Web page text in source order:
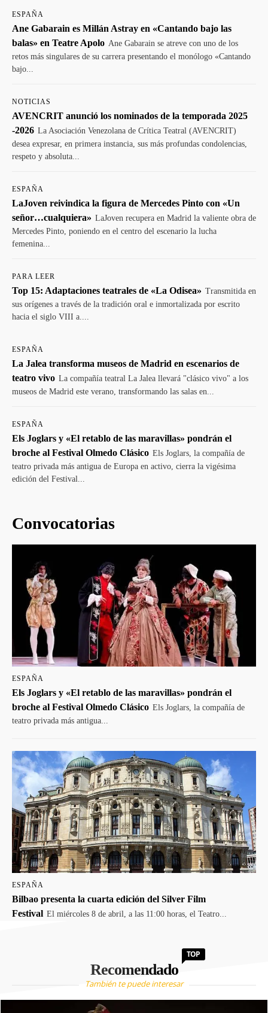
ESPAÑA
Ane Gabarain es Millán Astray en «Cantando bajo las
balas» en Teatre Apolo Ane Gabarain se atreve con uno de los
retos más singulares de su carrera presentando el monólogo «Cantando
bajo...
NOTICIAS
AVENCRIT anunció los nominados de la temporada 2025
-2026 La Asociación Venezolana de Crítica Teatral (AVENCRIT)
desea expresar, en primera instancia, sus más profundas condolencias,
respeto y absoluta...
ESPAÑA
LaJoven reivindica la figura de Mercedes Pinto con «Un
señor…cualquiera» LaJoven recupera en Madrid la valiente obra de
Mercedes Pinto, poniendo en el centro del escenario la lucha
femenina...
PARA LEER
Top 15: Adaptaciones teatrales de «La Odisea» Transmitida en
sus orígenes a través de la tradición oral e inmortalizada por escrito
hacia el siglo VIII a....
ESPAÑA
La Jalea transforma museos de Madrid en escenarios de
teatro vivo La compañía teatral La Jalea llevará "clásico vivo" a los
museos de Madrid este verano, transformando las salas en...
ESPAÑA
Els Joglars y «El retablo de las maravillas» pondrán el
broche al Festival Olmedo Clásico Els Joglars, la compañía de
teatro privada más antigua de Europa en activo, cierra la vigésima
edición del Festival...
Convocatorias
ESPAÑA
Els Joglars y «El retablo de las maravillas» pondrán el
broche al Festival Olmedo Clásico Els Joglars, la compañía de
teatro privada más antigua...
ESPAÑA
Bilbao presenta la cuarta edición del Silver Film
Festival El miércoles 8 de abril, a las 11:00 horas, el Teatro...
Recomendado
TOP
También te puede interesar